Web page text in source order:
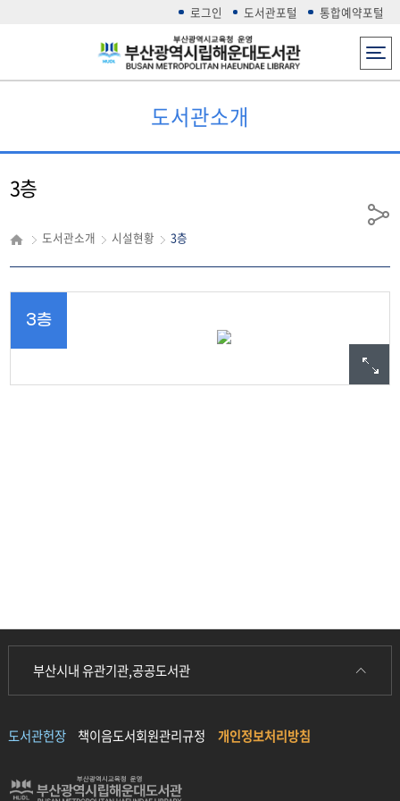
로그인 도서관포털 통합예약포털
전체메뉴
도서관소개
3층
도서관소개 시설현황 3층
공
3층
부산시내 유관기관,공공도서관
도서관헌장 책이음도서회원관리규정 개인정보처리방침